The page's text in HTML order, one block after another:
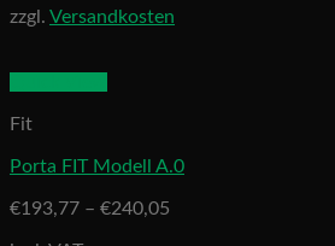
zzgl. Versandkosten
Fit
Porta FIT Modell A.0
€193,77 – €240,05